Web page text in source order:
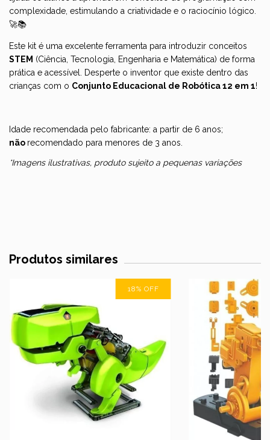
complexidade, estimulando a criatividade e o raciocínio lógico.
🚀📚
Este kit é uma excelente ferramenta para introduzir conceitos
STEM (Ciência, Tecnologia, Engenharia e Matemática) de forma
prática e acessível. Desperte o inventor que existe dentro das
crianças com o Conjunto Educacional de Robótica 12 em 1!
Idade recomendada pelo fabricante: a partir de 6 anos;
não recomendado para menores de 3 anos.
*Imagens ilustrativas, produto sujeito a pequenas variações
Produtos similares
18% OFF